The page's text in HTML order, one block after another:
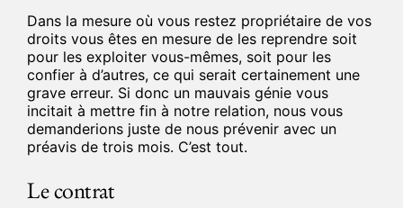
Dans la mesure où vous restez propriétaire de vos
droits vous êtes en mesure de les reprendre soit
pour les exploiter vous-mêmes, soit pour les
confier à d’autres, ce qui serait certainement une
grave erreur. Si donc un mauvais génie vous
incitait à mettre fin à notre relation, nous vous
demanderions juste de nous prévenir avec un
préavis de trois mois. C’est tout.
Le contrat